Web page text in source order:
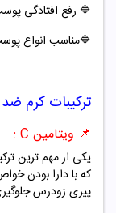
🔷 رفع افتادگی
🔷مناسب انواع
ترکیبات کرم
📌 ویتامین C :
یکی از مهم ترین
که با دارا بودن
پیری زودرس